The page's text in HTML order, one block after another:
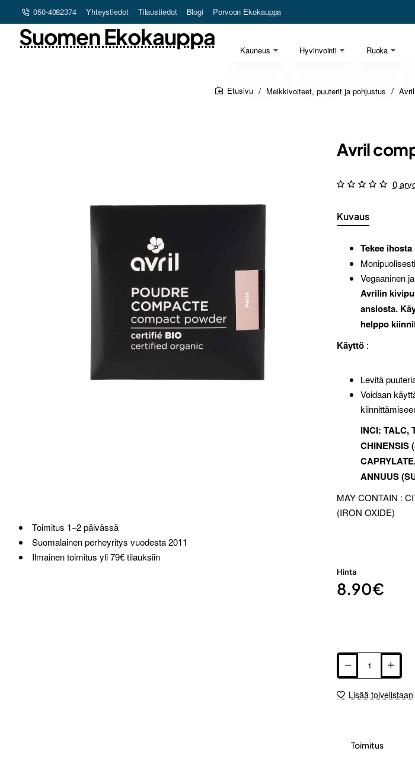
050-4082374 Yhteystiedot Tilaustiedot Blogi Porvoon Ekokauppa
Kauneus Hyvinvointi Ruoka
Suomen Ekokauppa
Meikkivoiteet, puuterit ja pohjustus
Toimitus 1–2 päivässä
Suomalainen perheyritys vuodesta 2011
Ilmainen toimitus yli 79€ tilauksiin
Avril
Kuvaus
Tekee
Vegaaninen
Avrilin
ansiosta.
helppo
Käyttö :
Levitä
Voidaan
INCI: TALC,
CHINENSIS
ANNUUS
MAY CONTAIN :
(IRON OXIDE)
0
Hinta
8.90€
Lisää toivelistaan
Toimitus